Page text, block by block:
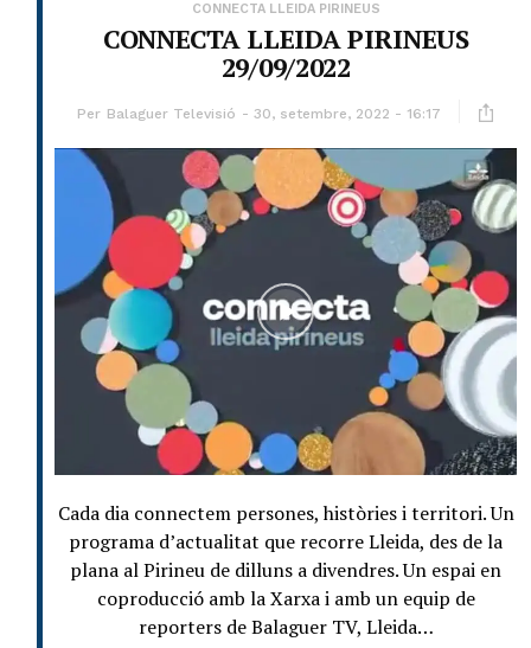
CONNECTA LLEIDA PIRINEUS
CONNECTA LLEIDA PIRINEUS
29/09/2022
Per Balaguer Televisió 30, setembre, 2022 - 16:17
Cada dia connectem persones, històries i territori. Un
programa d’actualitat que recorre Lleida, des de la
plana al Pirineu de dilluns a divendres. Un espai en
coproducció amb la Xarxa i amb un equip de
reporters de Balaguer TV, Lleida…